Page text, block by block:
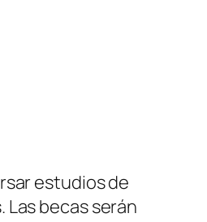
estudios de
Las becas serán